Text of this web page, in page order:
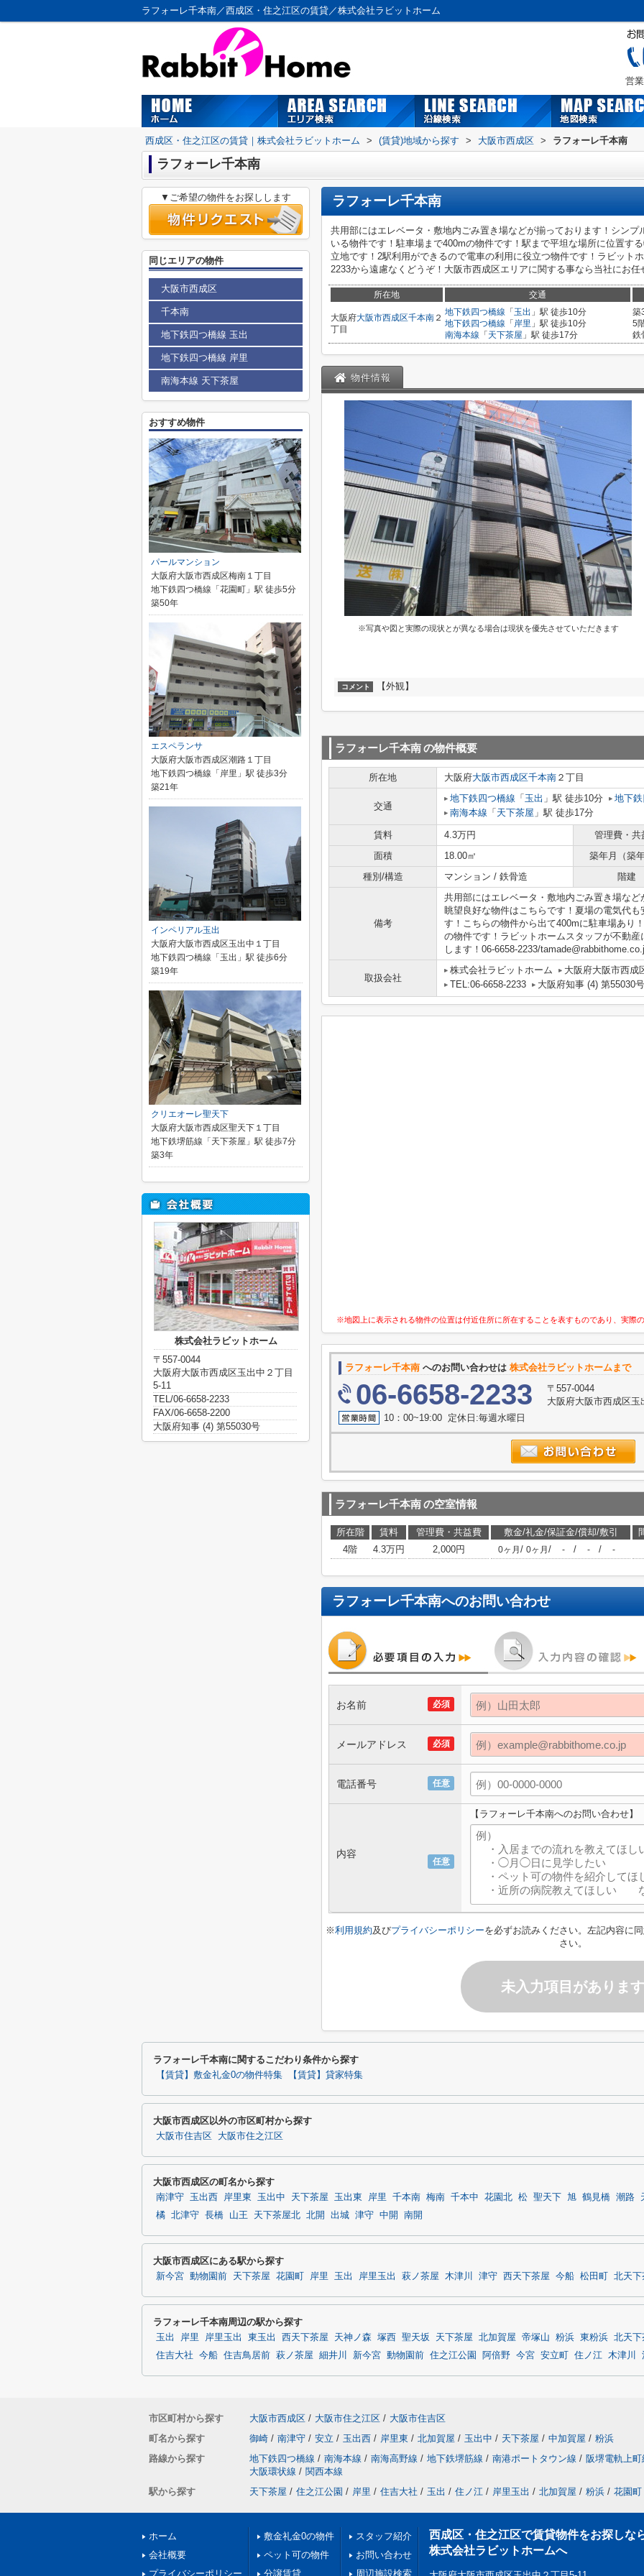
ラフォーレ千本南／西成区・住之江区の賃貸／株式会社ラビットホーム
営
西成区・住之江区の賃貸｜株式会社ラビットホーム > (賃貸)地域から探す > 大阪市西成区 > ラフォーレ千本南
ラフォーレ千本南
ラフォーレ千本南
共用部にはエレベータ・敷地内ごみ置き場などが揃っております！シン
いる物件です！駐車場まで400mの物件です！駅まで平坦な場所に位置す
立地です！2駅利用ができるので電車の利用に役立つ物件です！ラビット
2233から遠慮なくどうぞ！大阪市西成区エリアに関する事なら当社にお任
所在地 交通
大阪府大阪市西成区千本南 ２
丁目
地下鉄四つ橋線 「 玉出 」駅 徒歩10分
地下鉄四つ橋線 「 岸里 」駅 徒歩10分
南海本線 「 天下茶屋 」駅 徒歩17分
築
5
鉄
物件情報
※写真や図と実際の現状とが異なる場合は現状を優先させていただきます
コメント 【外観】
ラフォーレ千本南の物件概要
所在地 大阪府大阪市西成区千本南 ２丁目
交通
地下鉄四つ橋線 「 玉出 」駅 徒歩10分 地下
南海本線 「 天下茶屋 」駅 徒歩17分
賃料 4.3万円 管理費・共
面積
18.00㎡ 築年月（築年
種別/構造
マンション / 鉄骨造 階建
備考
共用部にはエレベータ・敷地内ごみ置き場な
眺望良好な物件はこちらです！夏場の電気代
す！こちらの物件から出て400mに駐車場あり
の物件です！ラビットホームスタッフが不動
します！06-6658-2233/
取扱会社
株式会社ラビットホーム
大阪府大阪市西成
TEL:06-6658-2233
大阪府知事 (4) 第55030号
※地図上に表示される物件の位置は付近住所に所在することを表すものであり、実際
ラフォーレ千本南 へのお問い合わせは 株式会社ラビットホームまで
06-6658-2233
〒557-0044
大阪府大阪市西成区玉
10：00~19:00 定休日:毎週水曜日
ラフォーレ千本南の空室情報
所在階 賃料 管理費・共益費 敷金/礼金/保証金/償却/敷引
4階
4.3万円 2,000円 0ヶ月 / 0ヶ月 / - / - / -
ラフォーレ千本南へのお問い合わせ
必須
お名前
必須
メールアドレス
任意
電話番号
任意
内容
【ラフォーレ千本南へのお問い合わせ】
※利用規約及びプライバシーポリシーを必ずお読みください。左記内容に
さい。
未入力項目があります
▼ご希望の物件をお探しします
同じエリアの物件
大阪市西成区
千本南
地下鉄四つ橋線 玉出
地下鉄四つ橋線 岸里
南海本線 天下茶屋
おすすめ物件
パールマンション
大阪府大阪市西成区梅南１丁目
地下鉄四つ橋線「花園町」駅 徒歩5分
築50年
エスペランサ
大阪府大阪市西成区潮路１丁目
地下鉄四つ橋線「岸里」駅 徒歩3分
築21年
インペリアル玉出
大阪府大阪市西成区玉出中１丁目
地下鉄四つ橋線「玉出」駅 徒歩6分
築19年
クリエオーレ聖天下
大阪府大阪市西成区聖天下１丁目
地下鉄堺筋線「天下茶屋」駅 徒歩7分
築3年
株式会社ラビットホーム
〒557-0044
大阪府大阪市西成区玉出中２丁目
5-11
TEL/06-6658-2233
FAX/06-6658-2200
大阪府知事 (4) 第55030号
ラフォーレ千本南に関するこだわり条件から探す
【賃貸】敷金礼金0の物件特集 【賃貸】貸家特集
大阪市西成区以外の市区町村から探す
大阪市住吉区 大阪市住之江区
大阪市西成区の町名から探す
南津守 玉出西 岸里東 玉出中 天下茶屋 玉出東 岸里 千本南 梅南 千本中 花園北 松 聖天下 旭 鶴見橋 潮路
橘 北津守 長橋 山王 天下茶屋北 北開 出城 津守 中開 南開
大阪市西成区にある駅から探す
新今宮 動物園前 天下茶屋 花園町 岸里 玉出 岸里玉出 萩ノ茶屋 木津川 津守 西天下茶屋 今船 松田町 北天下
ラフォーレ千本南周辺の駅から探す
玉出 岸里 岸里玉出 東玉出 西天下茶屋 天神ノ森 塚西 聖天坂 天下茶屋 北加賀屋 帝塚山 粉浜 東粉浜 北天下
住吉大社
今船 住吉鳥居前 萩ノ茶屋 細井川 新今宮 動物園前 住之江公園 阿倍野 今宮 安立町 住ノ江 木津川
市区町村から探す 大阪市西成区 / 大阪市住之江区 / 大阪市住吉区
町名から探す
御崎 / 南津守 / 安立 / 玉出西 / 岸里東 / 北加賀屋 / 玉出中 / 天下茶屋 / 中加賀屋 / 粉浜
路線から探す
地下鉄四つ橋線 / 南海本線 / 南海高野線 / 地下鉄堺筋線 / 南港ポートタウン線 / 阪堺電軌上町
大阪環状線 / 関西本線
駅から探す
天下茶屋 / 住之江公園 / 岸里 / 住吉大社 / 玉出 / 住ノ江 / 岸里玉出 / 北加賀屋 / 粉浜 / 花園町
ホーム
会社概要
プライバシーポリシー
敷金礼金0の物件
ペット可の物件
分譲賃貸
スタッフ紹介
お問い合わせ
周辺施設検索
西成区・住之江区で賃貸物件をお探しな
株式会社ラビットホームへ